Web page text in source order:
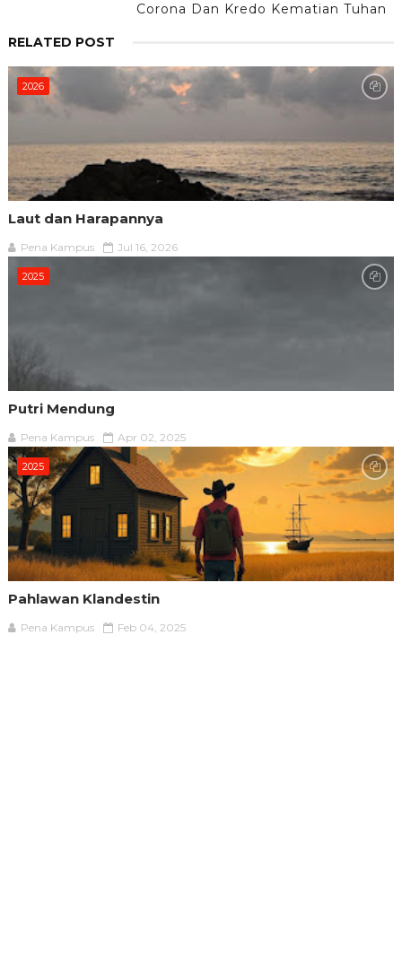
Corona Dan Kredo Kematian Tuhan
RELATED POST
2026
Laut dan Harapannya
Pena Kampus Jul 16, 2026
2025
Putri Mendung
Pena Kampus Apr 02, 2025
2025
Pahlawan Klandestin
Pena Kampus Feb 04, 2025